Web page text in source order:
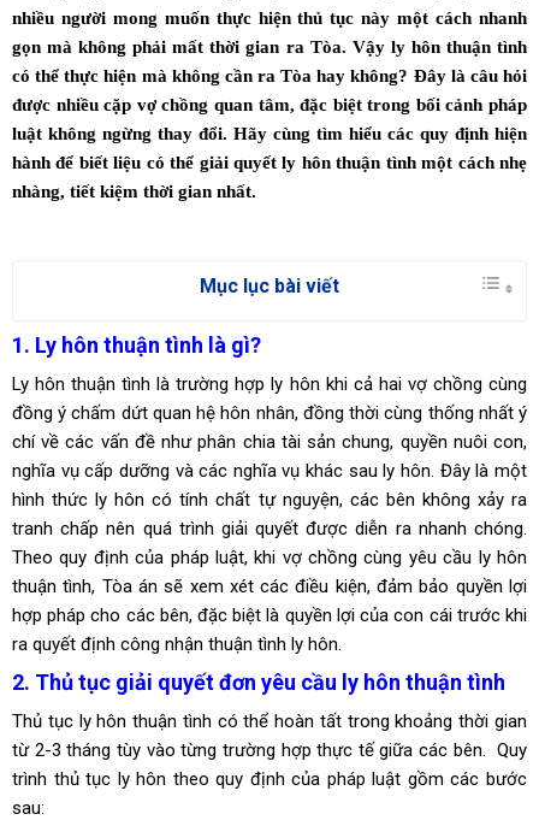
nhiều người mong muốn thực hiện thủ tục này một cách nhanh
gọn mà không phải mất thời gian ra Tòa. Vậy ly hôn thuận tình
có thể thực hiện mà không cần ra Tòa hay không? Đây là câu hỏi
được nhiều cặp vợ chồng quan tâm, đặc biệt trong bối cảnh pháp
luật không ngừng thay đổi. Hãy cùng tìm hiểu các quy định hiện
hành để biết liệu có thể giải quyết ly hôn thuận tình một cách nhẹ
nhàng, tiết kiệm thời gian nhất.
Mục lục bài viết
1. Ly hôn thuận tình là gì?
Ly hôn thuận tình là trường hợp ly hôn khi cả hai vợ chồng cùng
đồng ý chấm dứt quan hệ hôn nhân, đồng thời cùng thống nhất ý
chí về các vấn đề như phân chia tài sản chung, quyền nuôi con,
nghĩa vụ cấp dưỡng và các nghĩa vụ khác sau ly hôn. Đây là một
hình thức ly hôn có tính chất tự nguyện, các bên không xảy ra
tranh chấp nên quá trình giải quyết được diễn ra nhanh chóng.
Theo quy định của pháp luật, khi vợ chồng cùng yêu cầu ly hôn
thuận tình, Tòa án sẽ xem xét các điều kiện, đảm bảo quyền lợi
hợp pháp cho các bên, đặc biệt là quyền lợi của con cái trước khi
ra quyết định công nhận thuận tình ly hôn.
2. Thủ tục giải quyết đơn yêu cầu ly hôn thuận tình
Thủ tục ly hôn thuận tình có thể hoàn tất trong khoảng thời gian
từ 2-3 tháng tùy vào từng trường hợp thực tế giữa các bên. Quy
trình thủ tục ly hôn theo quy định của pháp luật gồm các bước
sau: